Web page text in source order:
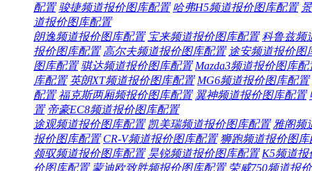
配置 骏捷频道报价图库配置 哈弗H5频道报价图库配置
道报价图库配置
朗逸频道报价图库配置 宝来频道报价图库配置 科鲁兹频
报价图库配置 高尔夫频道报价图库配置 途安频道报价图
图库配置 骐达频道报价图库配置 Mazda3频道报价图库配
库配置 英朗XT频道报价图库配置 MG6频道报价图库配置
配置 福克斯两厢频报价图库配置 翼神频道报价图库配置
置 帝豪EC8频道报价图库配置
途观频道报价图库配置 凯美瑞频道报价图库配置 雅阁频
报价图库配置 CR-V频道报价图库配置 狮跑频道报价图库
领驭频道报价图库配置 昊锐频道报价图库配置 K5频道报
价图库配置 蒙迪欧致胜频报价图库配置 荣威750频道报价